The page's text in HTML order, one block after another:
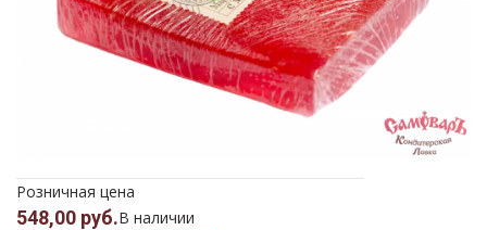
Розничная цена
548,00 руб.В наличии